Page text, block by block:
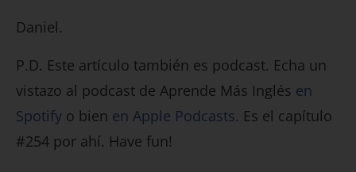
Daniel.
P.D. Este artículo también es podcast. Echa un
vistazo al podcast de Aprende Más Inglés en
Spotify o bien en Apple Podcasts. Es el capítulo
#254 por ahí. Have fun!